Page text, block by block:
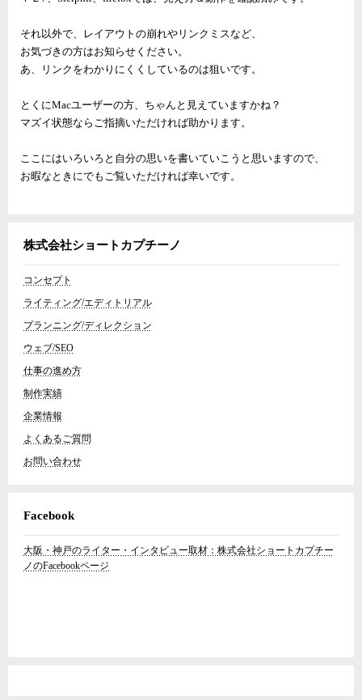
それ以外で、レイアウトの崩れやリンクミスなど、
お気づきの方はお知らせください。
あ、リンクをわかりにくくしているのは狙いです。
とくにMacユーザーの方、ちゃんと見えていますかね？
マズイ状態ならご指摘いただければ助かります。
ここにはいろいろと自分の思いを書いていこうと思いますので、
お暇なときにでもご覧いただければ幸いです。
株式会社ショートカプチーノ
コンセプト
ライティング/エディトリアル
プランニング/ディレクション
ウェブ/SEO
仕事の進め方
制作実績
企業情報
よくあるご質問
お問い合わせ
Facebook
大阪・神戸のライター・インタビュー取材：株式会社ショートカプチー
ノのFacebookページ